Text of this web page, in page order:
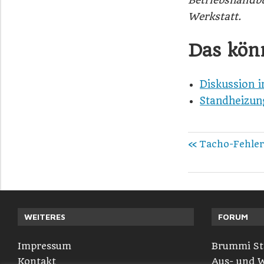
Werkstatt.
Das
Diskussion
Vorheriger
Tacho-
WEITERES
Impressum
Kontakt
FORUM
Brummi
Aus- und